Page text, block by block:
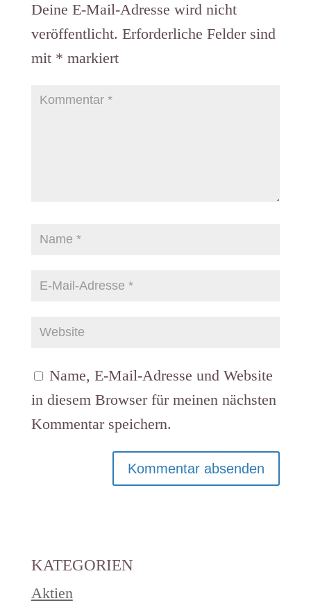
Deine E-Mail-Adresse wird nicht
veröffentlicht. Erforderliche Felder sind
mit * markiert
Name, E-Mail-Adresse und Website
in diesem Browser für meinen nächsten
Kommentar speichern.
KATEGORIEN
Aktien